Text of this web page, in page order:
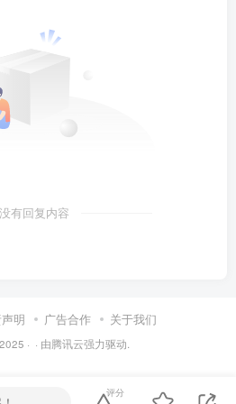
没有回复内容
明 广告合作 关于我们
· · 由腾讯云强力驱动.
评分